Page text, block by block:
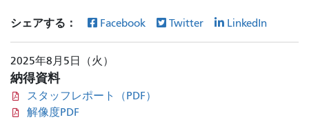
シェアする： Facebook Twitter LinkedIn
2025年8月5日（火）
納得資料
スタッフレポート（PDF）
解像度PDF